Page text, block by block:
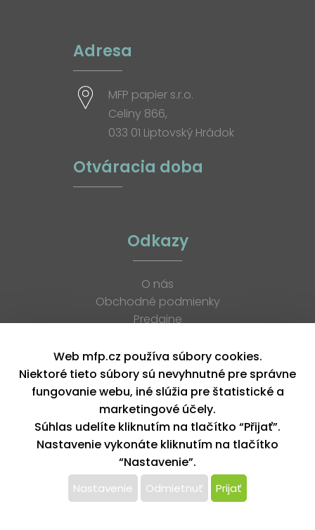
Adresa
MFP papier s.r.o.
Celiny 866,
033 01 Liptovský Hrádok
Otváracia doba
Odkazy
O nás
Obchodné podmienky
Predajne
K stiahnutiu
Blog
Kontakt
Kariéra
XML feed
Copyright © 2026, MFP paper s. r. o. | Všetky práva vyhradené
design by MFP
Tento web používa k poskytovaniu služieb,
Web mfp.cz používa súbory cookies.
Niektoré tieto súbory sú nevyhnutné pre správne
fungovanie webu, iné slúžia pre štatistické a
marketingové účely.
Súhlas udelíte kliknutím na tlačítko “Přijať”.
Nastavenie vykonáte kliknutím na tlačítko
“Nastavenie”.
Nastavenie Odmietnuť Prijať